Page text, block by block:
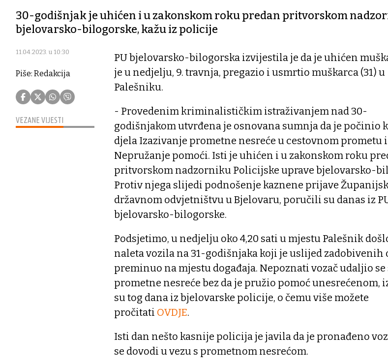
30-godišnjak je uhićen i u zakonskom roku predan pritvorskom
bjelovarsko-bilogorske, kažu iz policije
11.04.2023. u 10:30
Piše: Redakcija
VEZANE VIJESTI
PU bjelovarsko-bilogorska izvijestila je da je uhićen
je u nedjelju, 9. travnja, pregazio i usmrtio muškarca (31) u
Palešniku.
- Provedenim kriminalističkim istraživanjem nad 30-
godišnjakom utvrđena je osnovana sumnja da je počinio
djela Izazivanje prometne nesreće u cestovnom prometu i
Nepružanje pomoći. Isti je uhićen i u zakonskom roku
pritvorskom nadzorniku Policijske uprave bjelovarsko-
Protiv njega slijedi podnošenje kaznene prijave
državnom odvjetništvu u Bjelovaru, poručili su danas iz
bjelovarsko-bilogorske.
Podsjetimo, u nedjelju oko 4,20 sati u mjestu Palešnik
naleta vozila na 31-godišnjaka koji je uslijed zadobivenih
preminuo na mjestu događaja. Nepoznati vozač udaljio se
prometne nesreće bez da je pružio pomoć unesrećenom,
su tog dana iz bjelovarske policije, o čemu više možete
pročitati OVDJE.
Isti dan nešto kasnije policija je javila da je pronađeno
se dovodi u vezu s prometnom nesrećom.